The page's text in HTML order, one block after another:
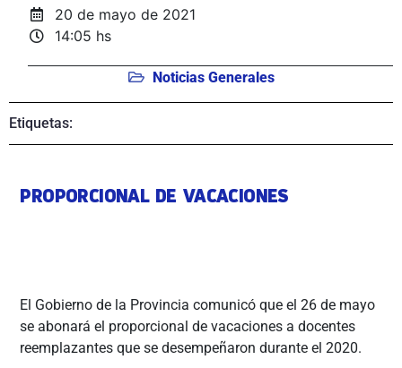
20 de mayo de 2021
14:05 hs
Noticias Generales
Etiquetas:
PROPORCIONAL DE VACACIONES
El Gobierno de la Provincia comunicó que el 26 de mayo
se abonará el proporcional de vacaciones a docentes
reemplazantes que se desempeñaron durante el 2020.